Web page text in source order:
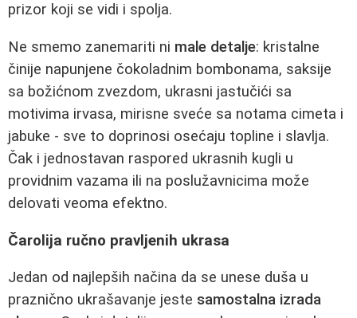
prizor koji se vidi i spolja.
Ne smemo zanemariti ni male detalje: kristalne
činije napunjene čokoladnim bombonama, saksije
sa božićnom zvezdom, ukrasni jastučići sa
motivima irvasa, mirisne sveće sa notama cimeta i
jabuke - sve to doprinosi osećaju topline i slavlja.
Čak i jednostavan raspored ukrasnih kugli u
providnim vazama ili na poslužavnicima može
delovati veoma efektno.
Čarolija ručno pravljenih ukrasa
Jedan od najlepših načina da se unese duša u
praznično ukrašavanje jeste samostalna izrada